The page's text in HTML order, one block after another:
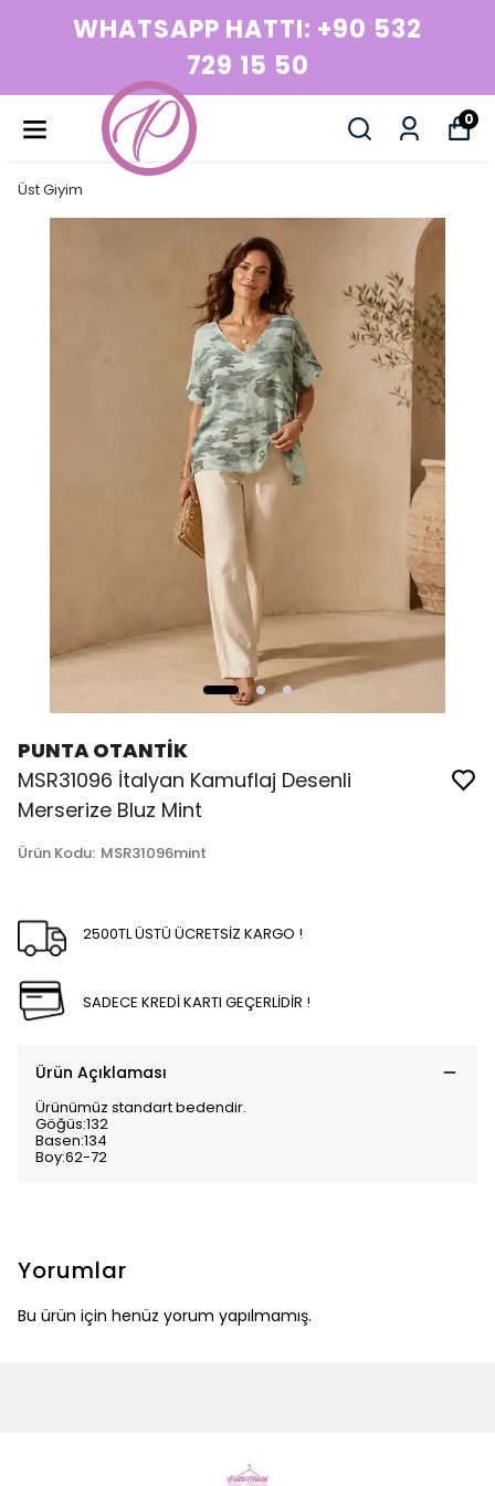
WHATSAPP HATTI: +90
729 15 50
0
Üst Giyim
PUNTA OTANTİK
MSR31096 İtalyan Kamuflaj Desenli
Merserize Bluz Mint
Ürün Kodu: MSR31096mint
2500TL ÜSTÜ ÜCRETSİZ KARGO !
SADECE KREDİ KARTI GEÇERLİDİR !
Ürün Açıklaması
Ürünümüz standart bedendir.
Göğüs:132
Basen:134
Boy:62-72
Yorumlar
Bu ürün için henüz yorum yapılmamış.